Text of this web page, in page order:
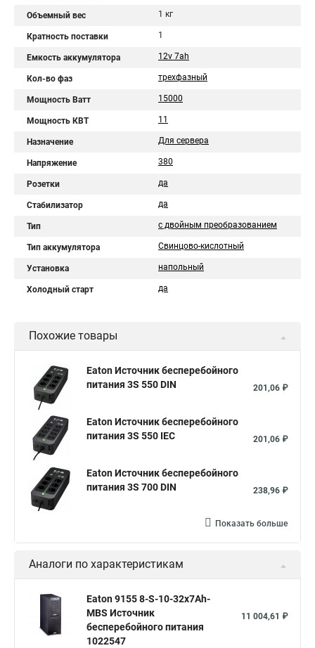
Объемный вес 1 кг
Кратность поставки 1
Емкость аккумулятора 12v 7ah
Кол-во фаз трехфазный
Мощность Ватт 15000
Мощность КВТ 11
Назначение Для сервера
Напряжение 380
Розетки да
Стабилизатор да
Тип с двойным преобразованием
Тип аккумулятора Свинцово-кислотный
Установка напольный
Холодный старт да
Похожие товары
Eaton Источник бесперебойного
питания 3S 550 DIN
201,06 ₽
Eaton Источник бесперебойного
питания 3S 550 IEC
201,06 ₽
Eaton Источник бесперебойного
питания 3S 700 DIN
238,96 ₽
Показать больше
Аналоги по характеристикам
Eaton 9155 8-S-10-32x7Ah-
MBS Источник
бесперебойного питания
1022547
11 004,61 ₽